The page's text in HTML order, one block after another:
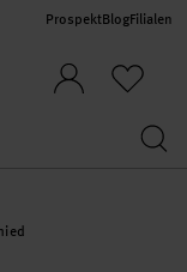
ProspektBlogFilialen